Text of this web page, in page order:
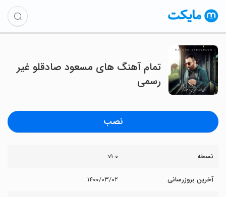
تمام آهنگ های مسعود صادقلو غیر
رسمی
نصب
نسخه v۱.۰
آخرین بروزرسانی ۱۴۰۰/۰۳/۰۲